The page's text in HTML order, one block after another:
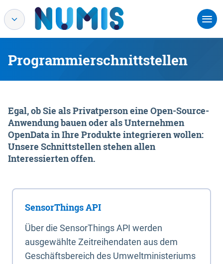
Programmierschnittstellen
Egal, ob Sie als Privatperson eine Open-Source-
Anwendung bauen oder als Unternehmen
OpenData in Ihre Produkte integrieren wollen:
Unsere Schnittstellen stehen allen
Interessierten offen.
SensorThings API
Über die SensorThings API werden
ausgewählte Zeitreihendaten aus dem
Geschäftsbereich des Umweltministeriums